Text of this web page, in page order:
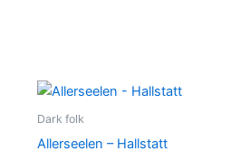
Dark folk
Allerseelen – Hallstatt